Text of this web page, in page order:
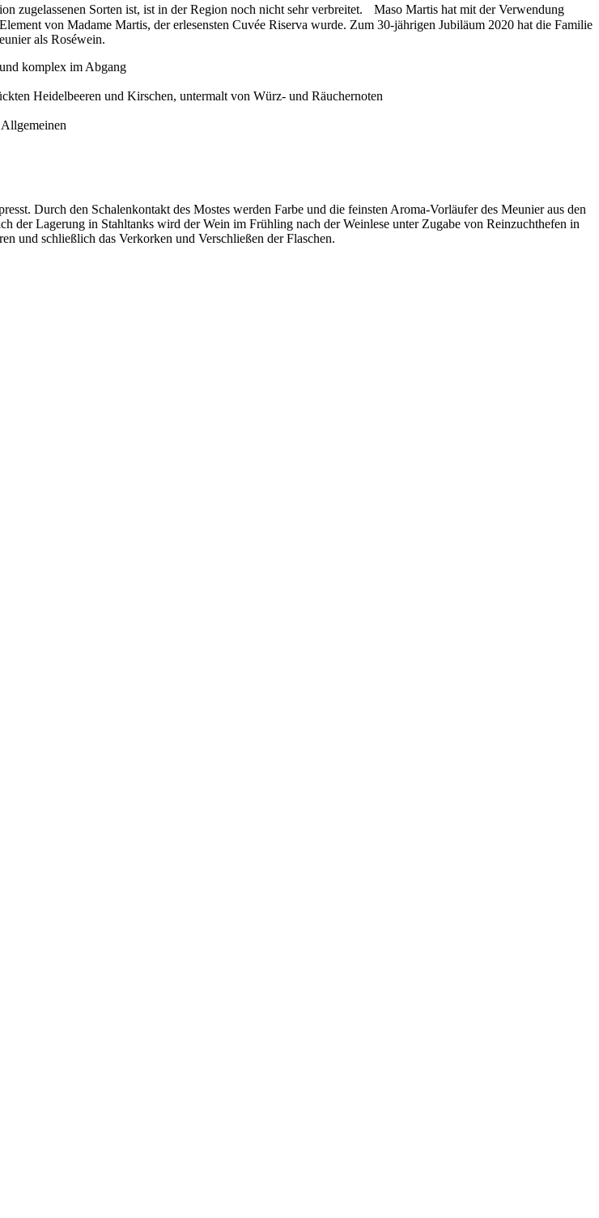
zugelassenen Sorten ist, ist in der Region noch nicht sehr verbreitet. Maso Martis hat mit der Verwendung
von Madame Martis, der erlesensten Cuvée Riserva wurde. Zum 30-jährigen Jubiläum 2020 hat die Familie
als Roséwein.
komplex im Abgang
Heidelbeeren und Kirschen, untermalt von Würz- und Räuchernoten
Durch den Schalenkontakt des Mostes werden Farbe und die feinsten Aroma-Vorläufer des Meunier aus den
der Lagerung in Stahltanks wird der Wein im Frühling nach der Weinlese unter Zugabe von Reinzuchthefen in
und schließlich das Verkorken und Verschließen der Flaschen.